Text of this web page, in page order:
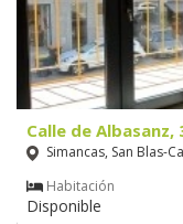
Calle de Albasanz,
Simancas, San Blas-
Habitación
Disponible